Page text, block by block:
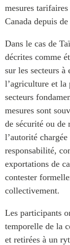
mesures
Canada depuis
Dans le cas de
décrites comme
sur les secteurs
l’agriculture et la
secteurs
mesures sont
de sécurité ou de
l’autorité
responsabilité,
exportations de
contester
collectivement.
Les participants
temporelle de la
et retirées à un